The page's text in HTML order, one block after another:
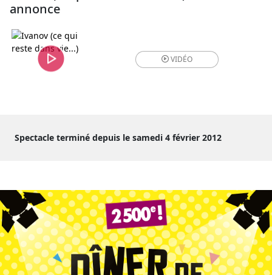
annonce
VIDÉO
Spectacle terminé depuis le samedi 4 février 2012